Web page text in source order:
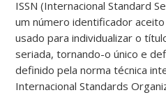
ISSN (Internacional Standard
um número identificador
usado para individualizar o
seriada, tornando-o único e
definido pela norma técnica
Internacional Standards